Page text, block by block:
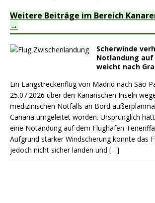
Weitere Beiträge im Bereich
Scherwinde
Notlandung
weicht nach
Ein Langstreckenflug von Madrid nach São
25.07.2026 über den Kanarischen Inseln
medizinischen Notfalls an Bord
Canaria umgeleitet worden. Ursprünglich
eine Notandung auf dem Flughafen
Aufgrund starker Windscherung konnte das
jedoch nicht sicher landen und […]